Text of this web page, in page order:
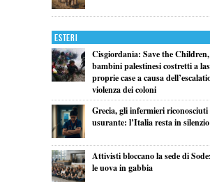
Esteri
Cisgiordania: Save the
bambini palestinesi costretti a
proprie case a causa
violenza dei coloni
Grecia, gli infermieri riconosciuti
usurante: l’Italia resta in silenzio
Attivisti bloccano la sede di
le uova in gabbia